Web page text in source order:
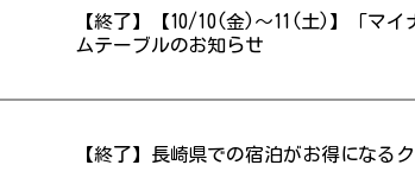
【終了】【10/10(金)～11(土)】「マ
ムテーブルのお知らせ
【終了】長崎県での宿泊がお得になる